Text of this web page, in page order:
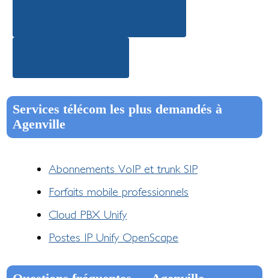
Services télécom les plus demandés à
Agenville
Abonnements VoIP et trunk SIP
Forfaits mobile professionnels
Cloud PBX Unify
Postes IP Unify OpenScape